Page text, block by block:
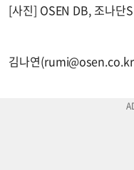
[사진] OSEN DB, 조나단
김나연(rumi@osen.co.kr